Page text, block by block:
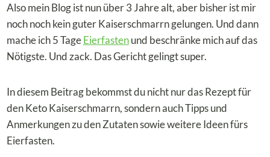
Also mein Blog ist nun über 3 Jahre alt, aber bisher ist mir
noch noch kein guter Kaiserschmarrn gelungen. Und dann
mache ich 5 TageEierfastenund beschränke mich auf das
Nötigste. Und zack. Das Gericht gelingt super.
In diesem Beitrag bekommst du nicht nur das Rezept für
den Keto Kaiserschmarrn, sondern auch Tipps und
Anmerkungen zu den Zutaten sowie weitere Ideen fürs
Eierfasten.